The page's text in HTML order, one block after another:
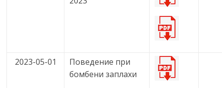
2023-05-01
Поведение при
бомбени заплахи